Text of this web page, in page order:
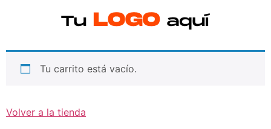
Tu carrito está vacío.
Volver a la tienda